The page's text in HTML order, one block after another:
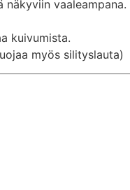
kuivumista.
myös silityslauta)